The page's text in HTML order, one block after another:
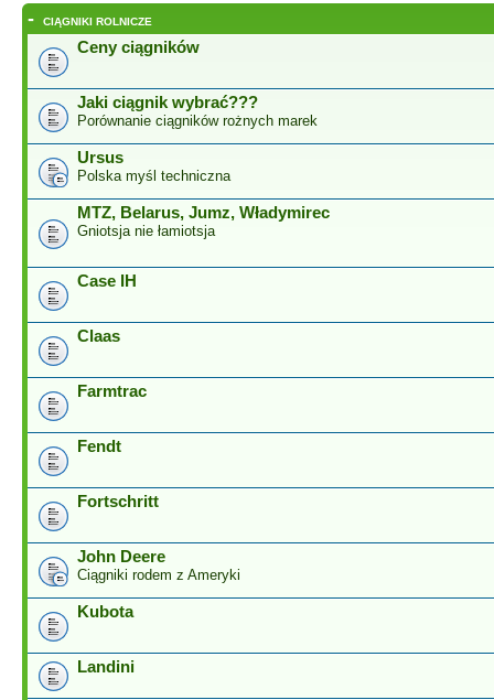
- CIĄGNIKI ROLNICZE
Ceny ciągników
Jaki ciągnik wybrać???
Porównanie ciągników rożnych marek
Ursus
Polska myśl techniczna
MTZ, Belarus, Jumz, Władymirec
Gniotsja nie łamiotsja
Case IH
Claas
Farmtrac
Fendt
Fortschritt
John Deere
Ciągniki rodem z Ameryki
Kubota
Landini